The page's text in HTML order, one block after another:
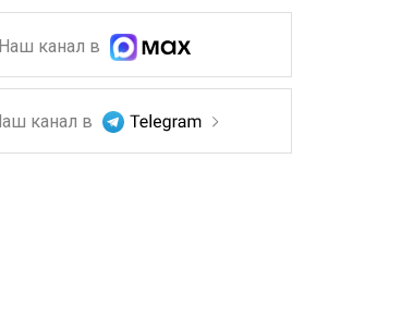
Наш канал в
канал в